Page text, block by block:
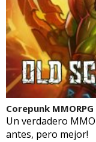
Corepunk MMORPG
Un verdadero
antes, pero mejor!